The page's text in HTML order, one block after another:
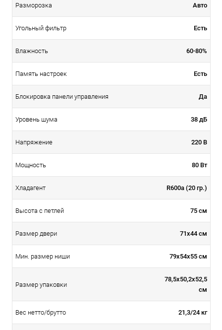
Разморозка Авто
Угольный фильтр Есть
Влажность 60-80%
Память настроек Есть
Блокировка панели управления Да
Уровень шума 38 дБ
Напряжение 220 В
Мощность 80 Вт
Хладагент R600а (20 гр.)
Высота с петлей 75 см
Размер двери 71х44 см
Мин. размер ниши 79х54х55 см
Размер упаковки
78,5х50,2х52,5
см
Вес нетто/брутто 21,3/24 кг